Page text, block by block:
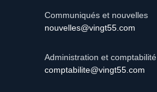
Communiqués et nouvelles
nouvelles@vingt55.com
Administration et comptabilité
comptabilite@vingt55.com